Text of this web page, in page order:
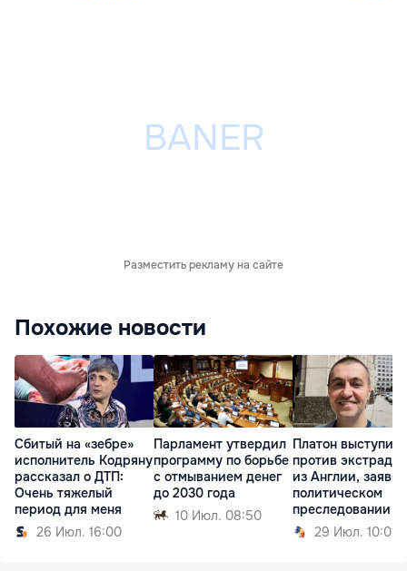
Разместить рекламу на сайте
Похожие новости
Сбитый на «зебре»
исполнитель Кодряну
рассказал о ДТП:
Очень тяжелый
период для меня
26 Июл. 16:00
Парламент утвердил
программу по борьбе
с отмыванием денег
до 2030 года
10 Июл. 08:50
Платон выступил
против
из Англии,
политическом
преследовании
29 Июл. 10:01